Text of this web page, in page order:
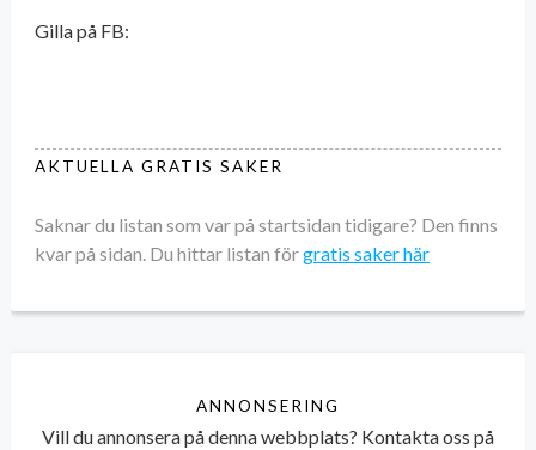
Gilla på FB:
AKTUELLA GRATIS SAKER
Saknar du listan som var på startsidan tidigare? Den finns
kvar på sidan. Du hittar listan förgratis saker här
ANNONSERING
Vill du annonsera på denna webbplats? Kontakta oss på